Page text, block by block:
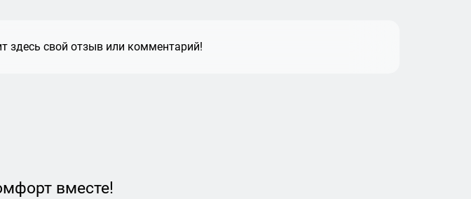
здесь свой отзыв или комментарий!
вместе!